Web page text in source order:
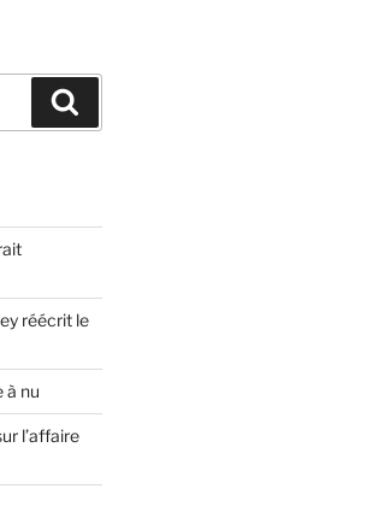
réécrit le
à nu
l’affaire